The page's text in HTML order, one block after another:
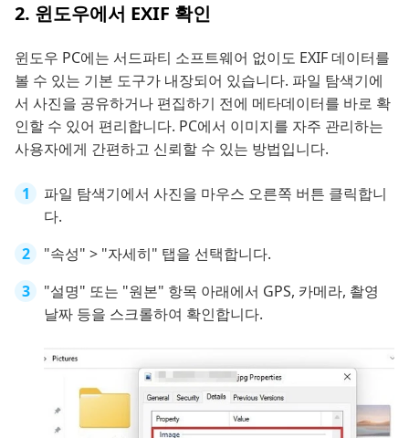
2. 윈도우에서 EXIF 확인
윈도우 PC에는 서드파티 소프트웨어 없이도 EXIF 데이터를
볼 수 있는 기본 도구가 내장되어 있습니다. 파일 탐색기에
서 사진을 공유하거나 편집하기 전에 메타데이터를 바로 확
인할 수 있어 편리합니다. PC에서 이미지를 자주 관리하는
사용자에게 간편하고 신뢰할 수 있는 방법입니다.
파일 탐색기에서 사진을 마우스 오른쪽 버튼 클릭합니
다.
"속성" > "자세히" 탭을 선택합니다.
"설명" 또는 "원본" 항목 아래에서 GPS, 카메라, 촬영
날짜 등을 스크롤하여 확인합니다.